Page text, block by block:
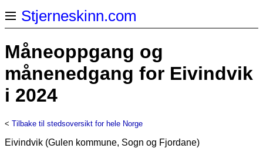
Stjerneskinn.com
Måneoppgang og
månenedgang for Eivindvik
i 2024
< Tilbake til stedsoversikt for hele Norge
Eivindvik (Gulen kommune, Sogn og Fjordane)